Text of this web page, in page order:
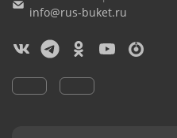
info@rus-buket.ru